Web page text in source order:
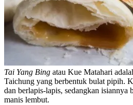
Tai Yang Bing atau Kue Matahari
Taichung yang berbentuk bulat pipih.
dan berlapis-lapis, sedangkan isiannya
manis lembut.